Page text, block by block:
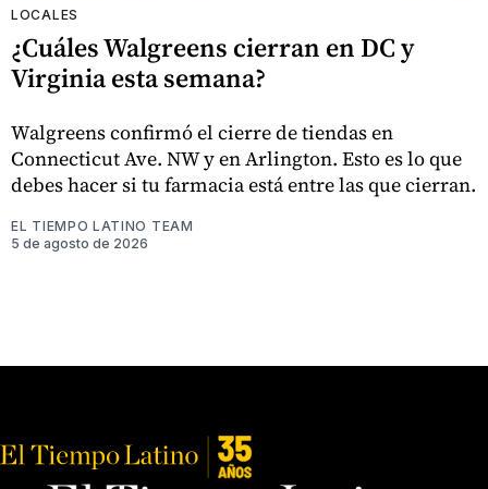
LOCALES
¿Cuáles Walgreens cierran en DC y
Virginia esta semana?
Walgreens confirmó el cierre de tiendas en
Connecticut Ave. NW y en Arlington. Esto es lo que
debes hacer si tu farmacia está entre las que cierran.
EL TIEMPO LATINO TEAM
5 de agosto de 2026